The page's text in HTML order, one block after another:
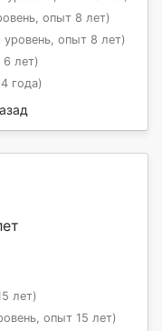
опыт 8 лет)
опыт 8 лет)
6 лет)
года)
лет)
опыт 15 лет)